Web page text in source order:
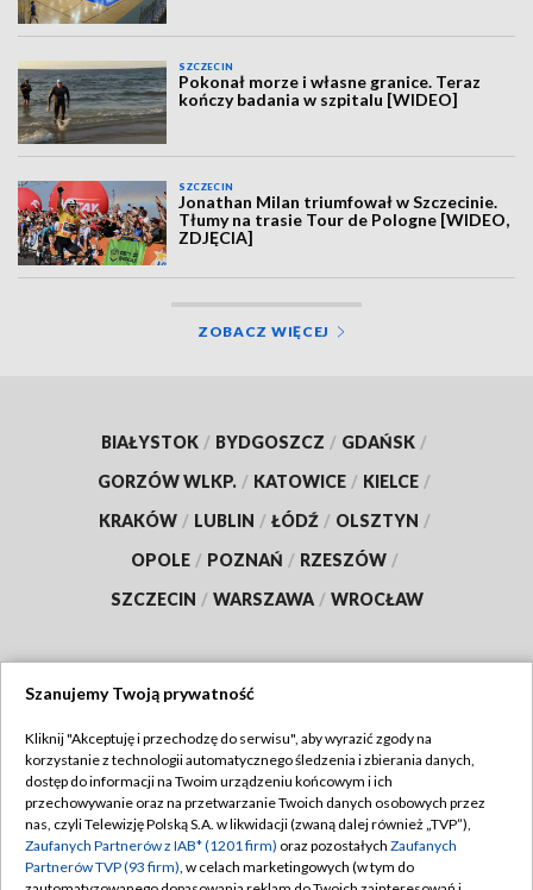
SZCZECIN
Pokonał morze i własne granice. Teraz
kończy badania w szpitalu [WIDEO]
SZCZECIN
Jonathan Milan triumfował w Szczecinie.
Tłumy na trasie Tour de Pologne [WIDEO,
ZDJĘCIA]
ZOBACZ WIĘCEJ
BIAŁYSTOK / BYDGOSZCZ / GDAŃSK /
GORZÓW WLKP. / KATOWICE / KIELCE /
KRAKÓW / LUBLIN / ŁÓDŹ / OLSZTYN /
OPOLE / POZNAŃ / RZESZÓW /
SZCZECIN / WARSZAWA / WROCŁAW
TVP
Abonament TVP
Emisja w TVP
Centrum informacji TVP
Regulamin TVP
Polityka prywatności
Szanujemy Twoją prywatność
Kliknij "Akceptuję i przechodzę do serwisu", aby wyrazić zgody na
korzystanie z technologii automatycznego śledzenia i zbierania danych,
dostęp do informacji na Twoim urządzeniu końcowym i ich
przechowywanie oraz na przetwarzanie Twoich danych osobowych przez
nas, czyli Telewizję Polską S.A. w likwidacji (zwaną dalej również „TVP”),
Zaufanych Partnerów z IAB* (1201 firm) oraz pozostałych Zaufanych
Partnerów TVP (93 firm), w celach marketingowych (w tym do